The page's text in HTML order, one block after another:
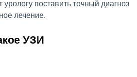
урологу поставить точный диагноз
лечение.
УЗИ